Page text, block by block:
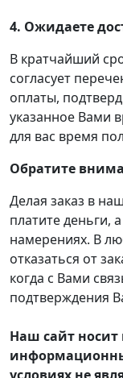
4. Ожидаете
В кратчайший
согласует
оплаты,
указанное Вами
для вас время
Обратите
Делая заказ в
платите деньги,
намерениях. В
отказаться от
когда с Вами
подтверждения
Наш сайт